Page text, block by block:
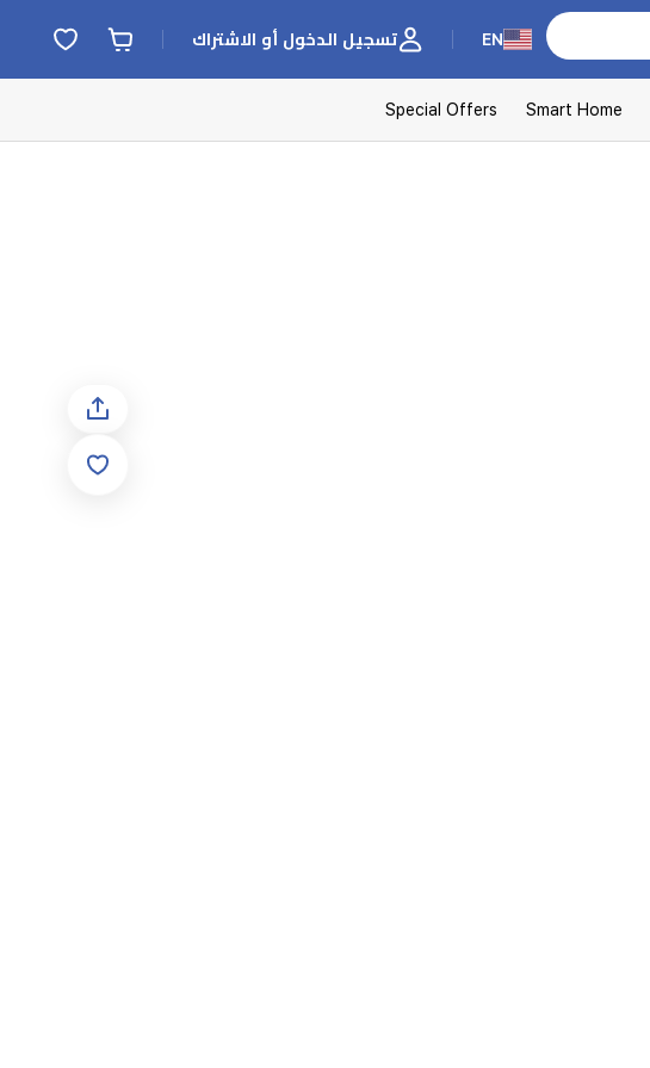
EN تسجيل الدخول أو الاشتراك
Smart Home
Special Offers